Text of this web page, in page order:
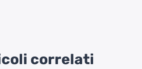
correlati